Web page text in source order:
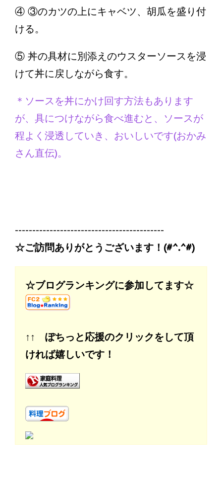
④ ③のカツの上にキャベツ、胡瓜を盛り付
ける。
⑤ 丼の具材に別添えのウスターソースを浸
けて丼に戻しながら食す。
＊ソースを丼にかけ回す方法もあります
が、具につけながら食べ進むと、ソースが
程よく浸透していき、おいしいです(おかみ
さん直伝)。
-------------------------------------------
☆ご訪問ありがとうございます！(#^.^#)
☆ブログランキングに参加してます☆
↑↑ ぽちっと応援のクリックをして頂
ければ嬉しいです！